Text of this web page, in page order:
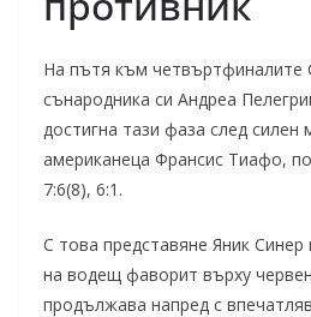
На пътя към четвъртфиналите
сънародника си Андреа
достигна тази фаза след силен
американеца Франсис Тиафо,
7:6(8), 6:1.
С това представяне Яник Синер
на водещ фаворит върху
продължава напред с